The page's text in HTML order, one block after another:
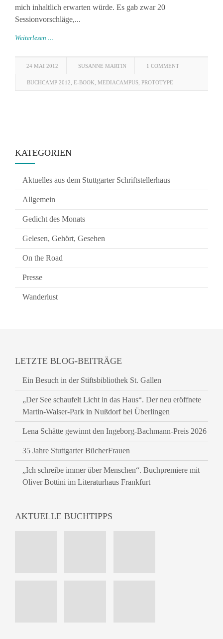
mich inhaltlich erwarten würde. Es gab zwar 20
Sessionvorschläge,...
Weiterlesen …
24 MAI 2012 SUSANNE MARTIN 1 COMMENT
BUCHCAMP 2012 E-BOOK MEDIACAMPUS PROTOTYPE
KATEGORIEN
Aktuelles aus dem Stuttgarter Schriftstellerhaus
Allgemein
Gedicht des Monats
Gelesen, Gehört, Gesehen
On the Road
Presse
Wanderlust
LETZTE BLOG-BEITRÄGE
Ein Besuch in der Stiftsbibliothek St. Gallen
„Der See schaufelt Licht in das Haus“. Der neu eröffnete
Martin-Walser-Park in Nußdorf bei Überlingen
Lena Schätte gewinnt den Ingeborg-Bachmann-Preis 2026
35 Jahre Stuttgarter BücherFrauen
„Ich schreibe immer über Menschen“. Buchpremiere mit
Oliver Bottini im Literaturhaus Frankfurt
AKTUELLE BUCHTIPPS